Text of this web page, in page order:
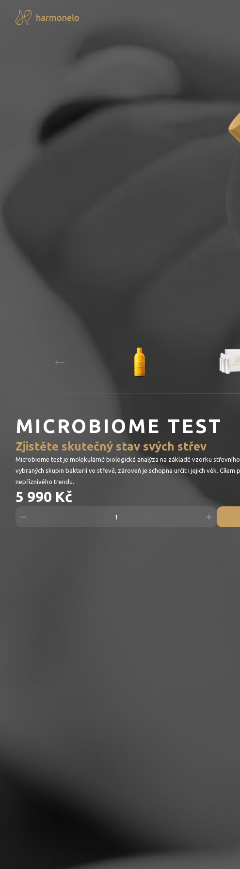
MICROBIOME TEST
Zjistěte skutečný stav svých střev
Microbiome test je molekulárně biologická analýza na základě vzorku
vybraných skupin bakterií ve střevě, zároveň je schopna určit i jejich věk.
nepříznivého trendu.
5 990 Kč